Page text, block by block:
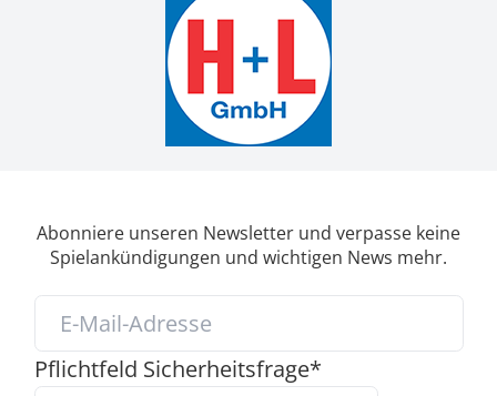
Abonniere unseren Newsletter und verpasse keine
Spielankündigungen und wichtigen News mehr.
Pflichtfeld Sicherheitsfrage*